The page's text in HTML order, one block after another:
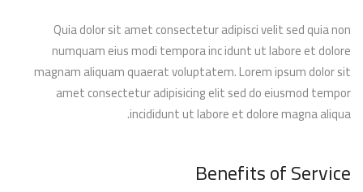
Quia dolor sit amet consectetur adipisci velit sed quia non
numquam eius modi tempora inc idunt ut labore et dolore
magnam aliquam quaerat voluptatem. Lorem ipsum dolor sit
amet consectetur adipisicing elit sed do eiusmod tempor
incididunt ut labore et dolore magna aliqua.
Benefits of Service